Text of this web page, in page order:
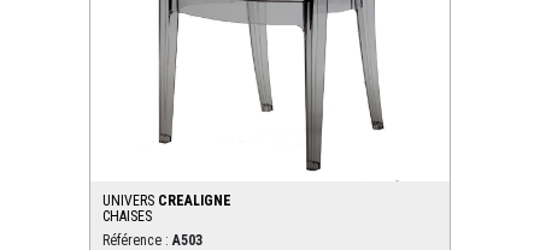
UNIVERS CREALIGNE
CHAISES
Référence :A503